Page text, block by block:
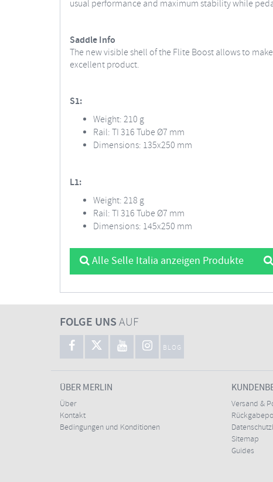
usual performance and maximum stability while
Saddle Info
The new visible shell of the Flite Boost allows to
excellent product.
S1:
Weight: 210 g
Rail: TI 316 Tube Ø7 mm
Dimensions: 135x250 mm
L1:
Weight: 218 g
Rail: TI 316 Tube Ø7 mm
Dimensions: 145x250 mm
Alle Selle Italia anzeigen Produkte
FOLGE UNSAUF
BLOG
ÜBER MERLIN
Über
Kontakt
Bedingungen und Konditionen
Versand &
Sitemap
Guides